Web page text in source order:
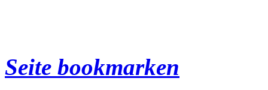
Seite bookmarken